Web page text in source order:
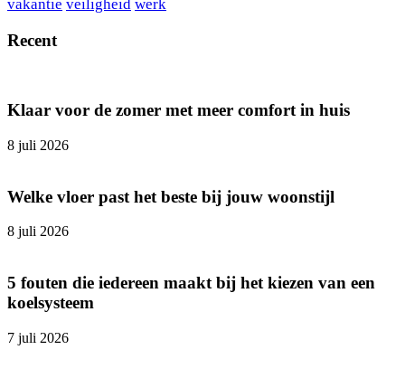
vakantie veiligheid werk
Recent
Klaar voor de zomer met meer comfort in huis
8 juli 2026
Welke vloer past het beste bij jouw woonstijl
8 juli 2026
5 fouten die iedereen maakt bij het kiezen van een
koelsysteem
7 juli 2026